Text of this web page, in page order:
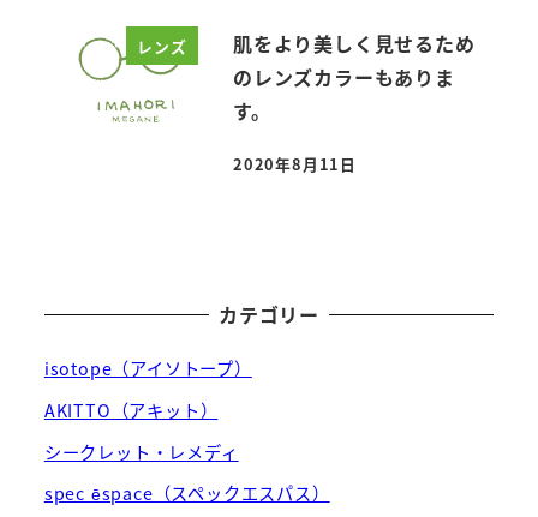
レンズ
肌をより美しく見せるため
のレンズカラーもありま
す。
投稿日
2020年8月11日
カテゴリー
isotope（アイソトープ）
AKITTO（アキット）
シークレット・レメディ
spec ēspace（スペックエスパス）